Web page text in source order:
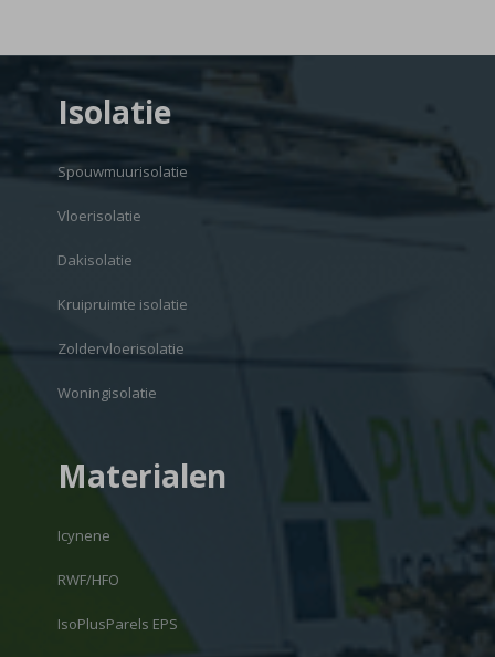
Isolatie
Spouwmuurisolatie
Vloerisolatie
Dakisolatie
Kruipruimte isolatie
Zoldervloerisolatie
Woningisolatie
Materialen
Icynene
RWF/HFO
IsoPlusParels EPS